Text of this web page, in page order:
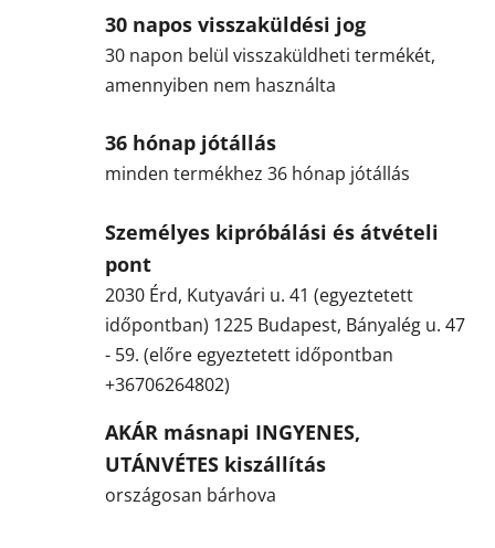
30 napos visszaküldési jog
30 napon belül visszaküldheti termékét,
amennyiben nem használta
36 hónap jótállás
minden termékhez 36 hónap jótállás
Személyes kipróbálási és átvételi
pont
2030 Érd, Kutyavári u. 41 (egyeztetett
időpontban) 1225 Budapest, Bányalég u. 47
- 59. (előre egyeztetett időpontban
+36706264802)
AKÁR másnapi INGYENES,
UTÁNVÉTES kiszállítás
országosan bárhova